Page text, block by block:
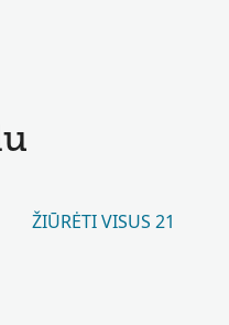
ŽIŪRĖTI VISUS 21